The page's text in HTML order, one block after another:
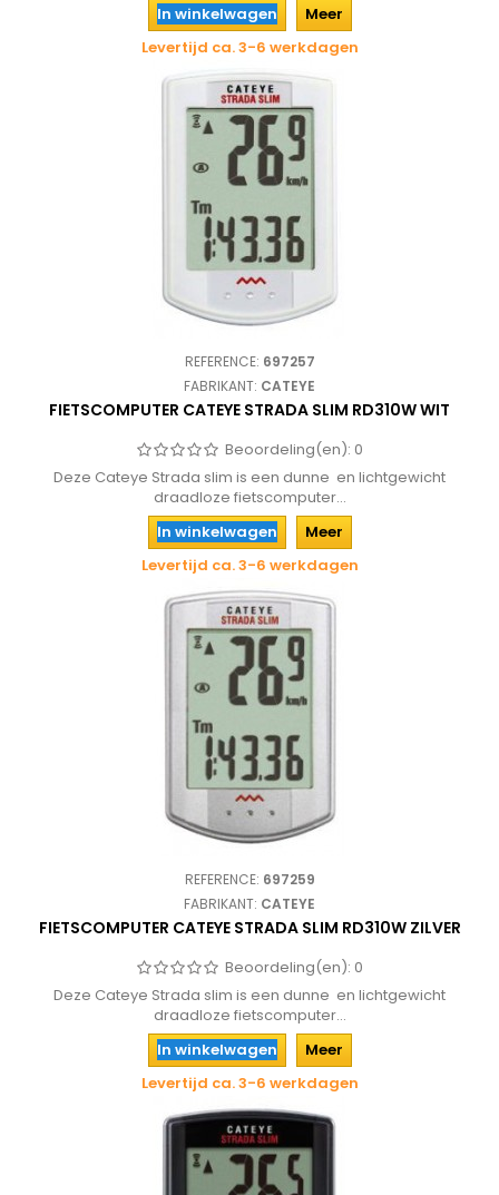
In winkelwagen
Meer
Levertijd ca. 3-6 werkdagen
REFERENCE: 697257
FABRIKANT: CATEYE
FIETSCOMPUTER CATEYE STRADA SLIM RD310W WIT
Beoordeling(en): 0
Deze Cateye Strada slim is een dunne en lichtgewicht
draadloze fietscomputer...
In winkelwagen
Meer
Levertijd ca. 3-6 werkdagen
REFERENCE: 697259
FABRIKANT: CATEYE
FIETSCOMPUTER CATEYE STRADA SLIM RD310W ZILVER
Beoordeling(en): 0
Deze Cateye Strada slim is een dunne en lichtgewicht
draadloze fietscomputer...
In winkelwagen
Meer
Levertijd ca. 3-6 werkdagen